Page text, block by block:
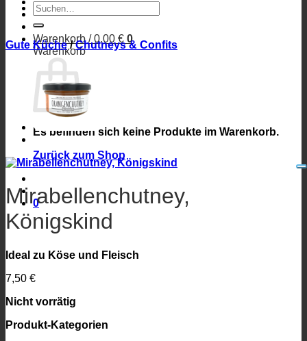
Warenkorb /0,00 € 0
Warenkorb
Es befinden sich keine Produkte im Warenkorb.
Zurück zum Shop
0
Suchen
nach:
Gute Küche / Chutneys & Confits
Mirabellenchutney,
Königskind
Ideal zu Köse und Fleisch
7,50 €
Nicht vorrätig
Produkt-Kategorien